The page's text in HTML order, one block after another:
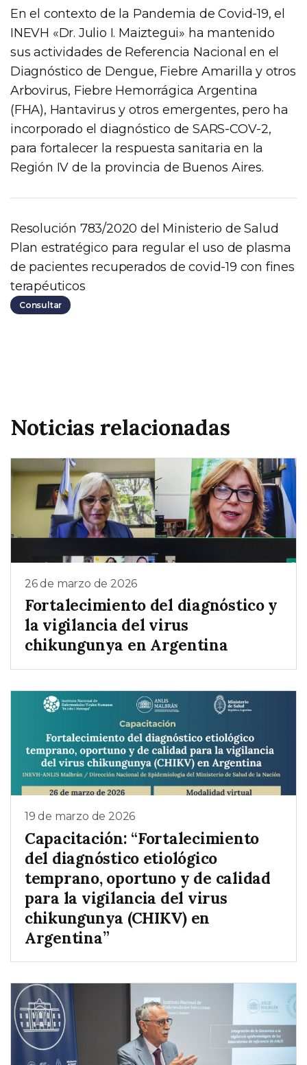
En el contexto de la Pandemia de Covid-19, el
INEVH «Dr. Julio I. Maiztegui» ha mantenido
sus actividades de Referencia Nacional en el
Diagnóstico de Dengue, Fiebre Amarilla y otros
Arbovirus, Fiebre Hemorrágica Argentina
(FHA), Hantavirus y otros emergentes, pero ha
incorporado el diagnóstico de SARS-COV-2,
para fortalecer la respuesta sanitaria en la
Región IV de la provincia de Buenos Aires.
Resolución 783/2020 del Ministerio de Salud
Plan estratégico para regular el uso de plasma
de pacientes recuperados de covid-19 con fines
terapéuticos
Consultar
Noticias relacionadas
26 de marzo de 2026
Fortalecimiento del diagnóstico y
la vigilancia del virus
chikungunya en Argentina
19 de marzo de 2026
Capacitación: “Fortalecimiento
del diagnóstico etiológico
temprano, oportuno y de calidad
para la vigilancia del virus
chikungunya (CHIKV) en
Argentina”